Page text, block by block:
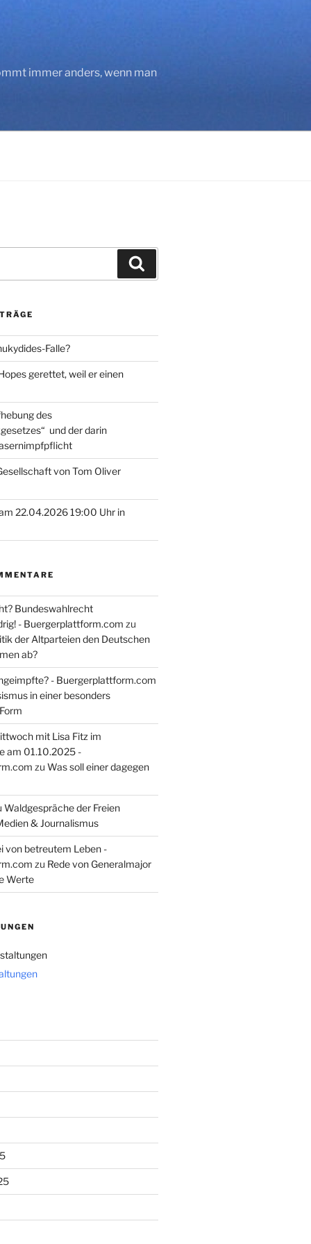
immer anders, wenn man
Falle?
gerettet, weil er einen
des
und der darin
von Tom Oliver
22.04.2026 19:00 Uhr in
Bundeswahlrecht
- Buergerplattform.com zu
der Altparteien den Deutschen
ab?
- Buergerplattform.com
in einer besonders
mit Lisa Fitz im
am 01.10.2025 -
zu Was soll einer dagegen
Waldgespräche der Freien
& Journalismus
von betreutem Leben -
zu Rede von Generalmajor
Werte